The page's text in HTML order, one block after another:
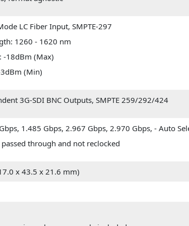
LC Fiber Input, SMPTE-297
1260 - 1620 nm
-18dBm (Max)
(Min)
3G-SDI BNC Outputs, SMPTE 259/292/424
1.485 Gbps, 2.967 Gbps, 2.970 Gbps, - Auto
through and not reclocked
x 43.5 x 21.6 mm)